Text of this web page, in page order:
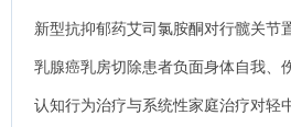
状态的影响.
新型抗抑郁药艾司氯胺酮对行髋关节
绪状态、睡眠质量及镇痛效果的影响.
乳腺癌乳房切除患者负面身体自我、
社交外表焦虑的相关性.
认知行为治疗与系统性家庭治疗对轻